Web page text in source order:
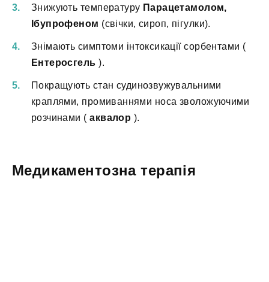
Знижують температуру Парацетамолом,
Ібупрофеном (свічки, сироп, пігулки).
Знімають симптоми інтоксикації сорбентами (
Ентеросгель ).
Покращують стан судинозвужувальними
краплями, промиваннями носа зволожуючими
розчинами (аквалор ).
Медикаментозна терапія